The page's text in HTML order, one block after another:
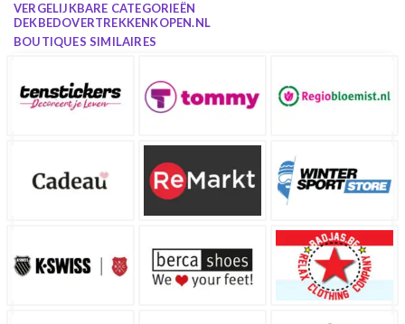
VERGELIJKBARE CATEGORIEËN
DEKBEDOVERTREKKENKOPEN.NL
BOUTIQUES SIMILAIRES